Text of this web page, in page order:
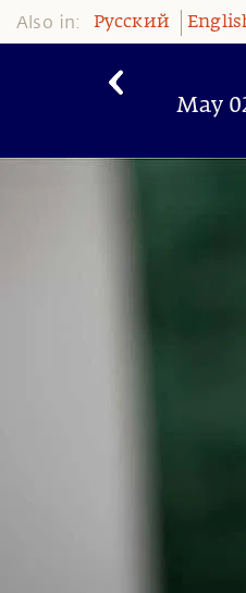
Also in: Pусский
May